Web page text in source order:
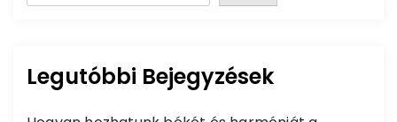
Legutóbbi Bejegyzések